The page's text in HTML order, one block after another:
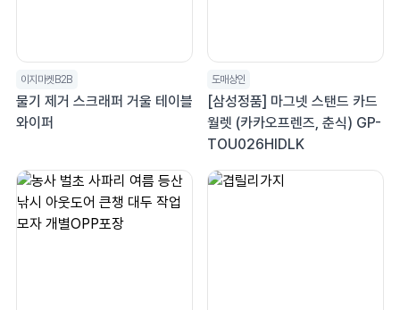
이지마켓B2B
물기 제거 스크래퍼 거울 테이블
와이퍼
도매상인
[삼성정품] 마그넷 스탠드 카드
월렛 (카카오프렌즈, 춘식) GP-
TOU026HIDLK